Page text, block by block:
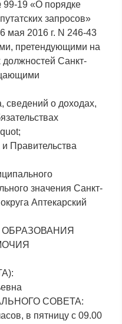
19 «О порядке
запросов»
мая 2016 г. N 246-43
претендующими на
Санкт-
сведений о доходах,
Правительства
значения Санкт-
Аптекарский
СОВЕТА:
в пятницу с 09.00